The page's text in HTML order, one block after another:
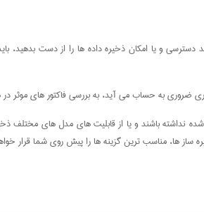
به حساب می آید، به بررسی فاکتور های موثر
نداشته باشند و یا از قابلیت های مدل های
ساز ها، مناسب ترین گزینه ها را پیش روی شما قرار